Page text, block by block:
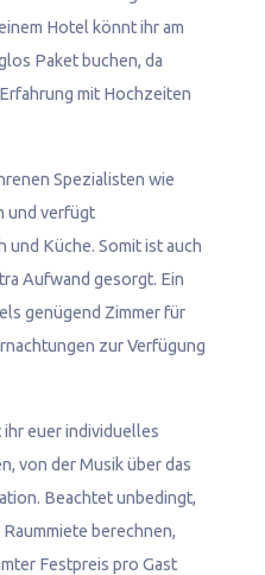
Hotel könnt ihr am
Paket buchen, da
mit Hochzeiten
Spezialisten wie
und verfügt
Küche. Somit ist auch
Aufwand gesorgt. Ein
genügend Zimmer für
zur Verfügung
euer individuelles
von der Musik über das
Beachtet unbedingt,
berechnen,
Festpreis pro Gast